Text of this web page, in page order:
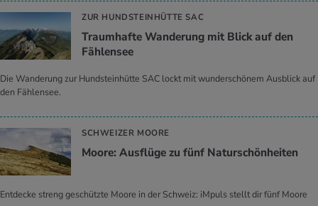
ZUR HUNDSTEINHÜTTE SAC
Traumhafte Wanderung mit Blick auf den
Fählensee
Die Wanderung zur Hundsteinhütte SAC lockt mit wunderschönem Ausblick auf
den Fählensee.
SCHWEIZER MOORE
Moore: Ausflüge zu fünf Naturschönheiten
Entdecke streng geschützte Moore in der Schweiz: iMpuls stellt dir fünf Moore